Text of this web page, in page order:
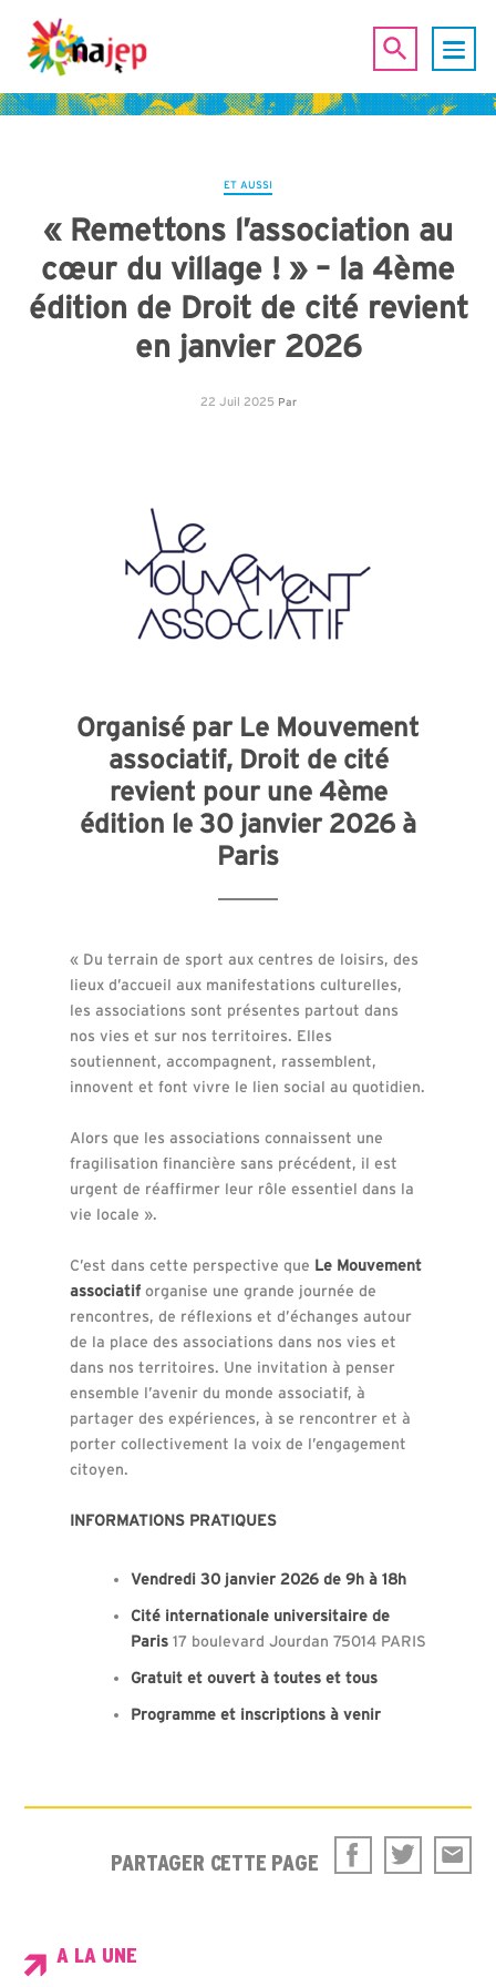
ET AUSSI
« Remettons l’association au
cœur du village ! » – la 4ème
édition de Droit de cité revient
en janvier 2026
22 Juil 2025 Par
Organisé par Le Mouvement
associatif, Droit de cité
revient pour une 4ème
édition le 30 janvier 2026 à
Paris
« Du terrain de sport aux centres de loisirs, des
lieux d’accueil aux manifestations culturelles,
les associations sont présentes partout dans
nos vies et sur nos territoires. Elles
soutiennent, accompagnent, rassemblent,
innovent et font vivre le lien social au quotidien.
Alors que les associations connaissent une
fragilisation financière sans précédent, il est
urgent de réaffirmer leur rôle essentiel dans la
vie locale ».
C’est dans cette perspective que Le Mouvement
associatiforganise une grande journée de
rencontres, de réflexions et d’échanges autour
de la place des associations dans nos vies et
dans nos territoires. Une invitation à penser
ensemble l’avenir du monde associatif, à
partager des expériences, à se rencontrer et à
porter collectivement la voix de l’engagement
citoyen.
INFORMATIONS PRATIQUES
Vendredi 30 janvier 2026 de 9h à 18h
Cité internationale universitaire de
Paris17 boulevard Jourdan 75014 PARIS
Gratuit et ouvert à toutes et tous
Programme et inscriptions à venir
PARTAGER CETTE PAGE
A LA UNE